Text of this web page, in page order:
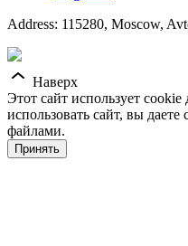
Address: 115280, Moscow,
Наверх
Этот сайт использует
использовать сайт, вы даете
файлами.
Принять